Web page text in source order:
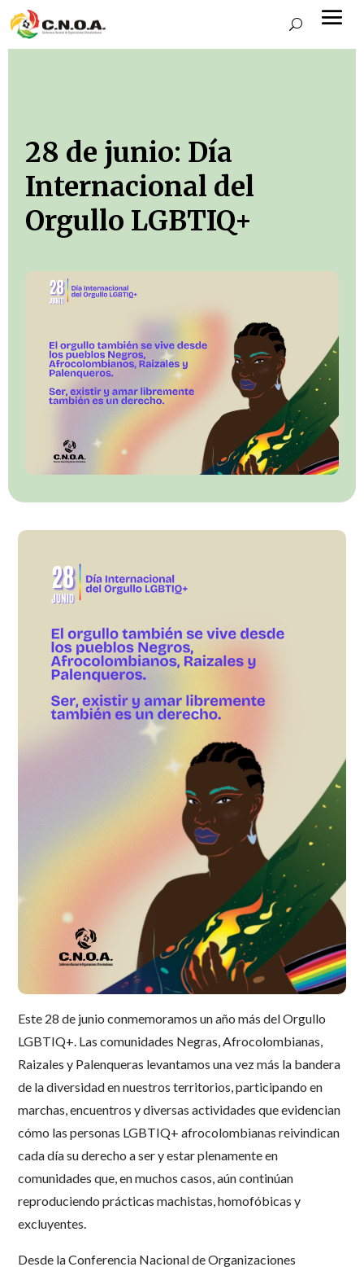
28 de junio: Día
Internacional del
Orgullo LGBTIQ+
Este 28 de junio conmemoramos un año más del Orgullo
LGBTIQ+. Las comunidades Negras, Afrocolombianas,
Raizales y Palenqueras levantamos una vez más la bandera
de la diversidad en nuestros territorios, participando en
marchas, encuentros y diversas actividades que evidencian
cómo las personas LGBTIQ+ afrocolombianas reivindican
cada día su derecho a ser y estar plenamente en
comunidades que, en muchos casos, aún continúan
reproduciendo prácticas machistas, homofóbicas y
excluyentes.
Desde la Conferencia Nacional de Organizaciones